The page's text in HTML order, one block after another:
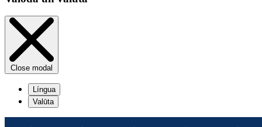
Close modal
Língua
Valūta